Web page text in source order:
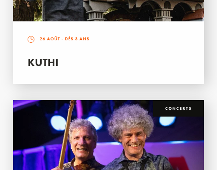
26 AOÛT - DÈS 3 ANS
KUTHI
CONCERTS